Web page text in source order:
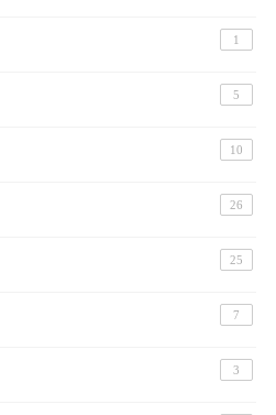
1
5
10
26
25
7
3